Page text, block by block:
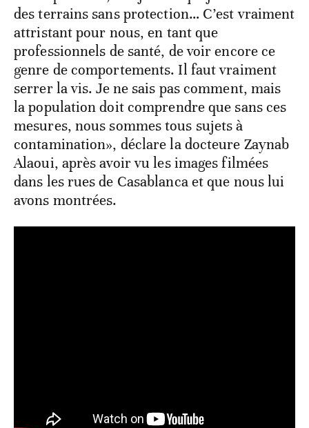
des terrains sans protection… C’est vraiment
attristant pour nous, en tant que
professionnels de santé, de voir encore ce
genre de comportements. Il faut vraiment
serrer la vis. Je ne sais pas comment, mais
la population doit comprendre que sans ces
mesures, nous sommes tous sujets à
contamination», déclare la docteure Zaynab
Alaoui, après avoir vu les images filmées
dans les rues de Casablanca et que nous lui
avons montrées.